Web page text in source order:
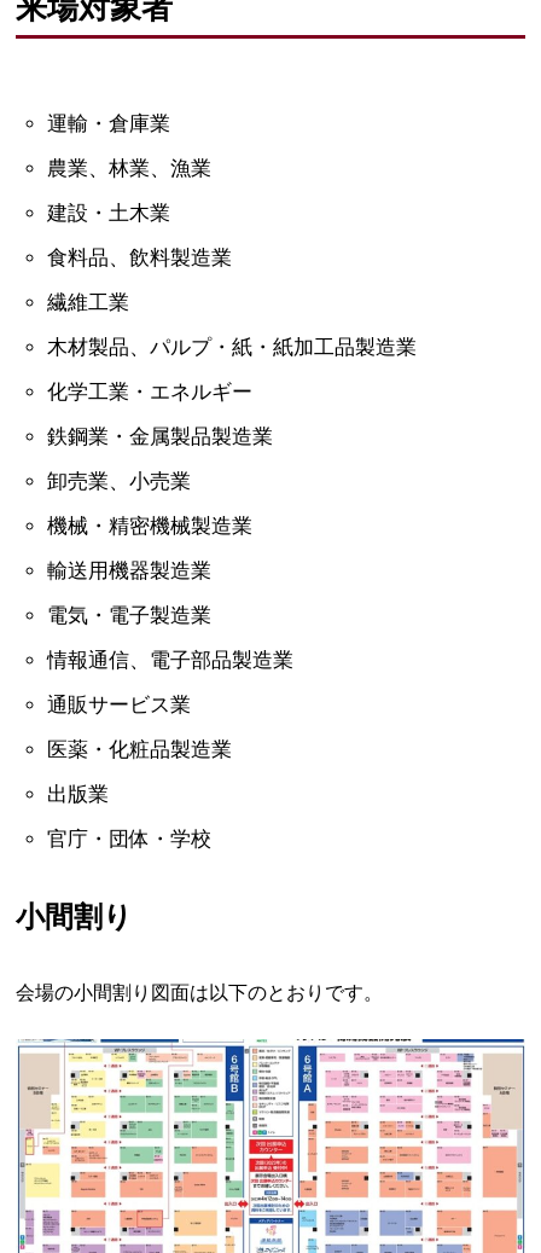
運輸・倉庫業
農業、林業、漁業
建設・土木業
食料品、飲料製造業
繊維工業
木材製品、パルプ・紙・紙加工品製造業
化学工業・エネルギー
鉄鋼業・金属製品製造業
卸売業、小売業
機械・精密機械製造業
輸送用機器製造業
電気・電子製造業
情報通信、電子部品製造業
通販サービス業
医薬・化粧品製造業
出版業
官庁・団体・学校
小間割り
会場の小間割り図面は以下のとおりです。